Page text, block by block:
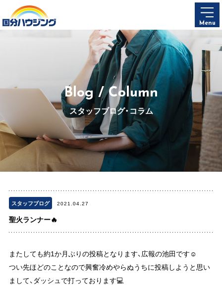
Menu
Blog / Column
スタッフブログ・コラム
スタッフブログ 2021.04.27
聖火ランナー🔥
またしても約1か月ぶりの投稿となります、広報の池田です☺
つい先ほどのことなので興奮冷めやらぬうちに投稿しようと思い
まして、ダッシュで打っております💻